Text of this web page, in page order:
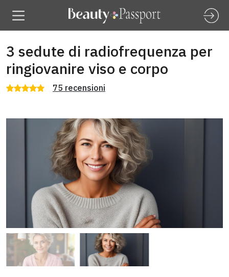
3 sedute di radiofrequenza per
ringiovanire viso e corpo
75 recensioni